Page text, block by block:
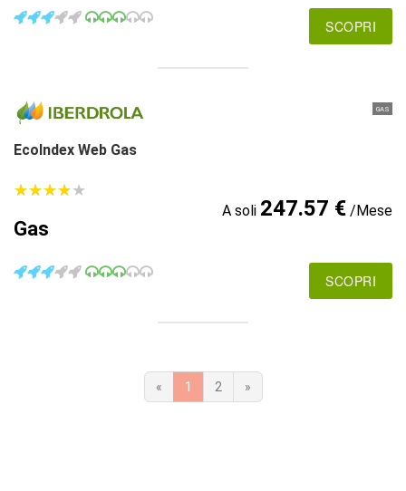
SCOPRI
GAS
EcoIndex Web Gas
★★★★★
★★★★★
Gas
A soli 247.57 €/Mese
SCOPRI
« 1 2 »